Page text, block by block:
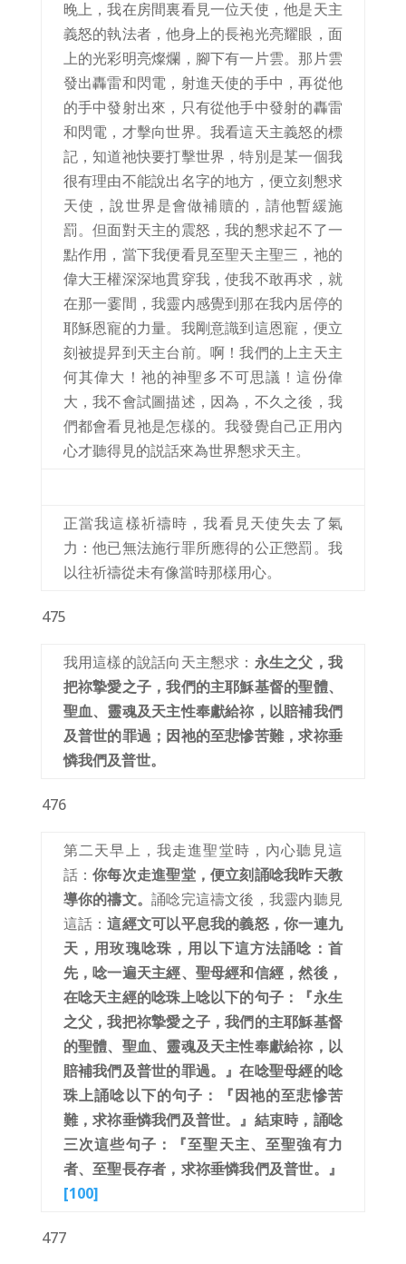
晚上，我在房間裏看見一位天使，他是天主
義怒的執法者，他身上的長袍光亮耀眼，面
上的光彩明亮燦爛，腳下有一片雲。那片雲
發出轟雷和閃電，射進天使的手中，再從他
的手中發射出來，只有從他手中發射的轟雷
和閃電，才擊向世界。我看這天主義怒的標
記，知道祂快要打擊世界，特別是某一個我
很有理由不能說出名字的地方，便立刻懇求
天使，說世界是會做補贖的，請他暫緩施
罰。但面對天主的震怒，我的懇求起不了一
點作用，當下我便看見至聖天主聖三，祂的
偉大王權深深地貫穿我，使我不敢再求，就
在那一霎間，我靈内感覺到那在我内居停的
耶穌恩寵的力量。我剛意識到這恩寵，便立
刻被提昇到天主台前。啊！我們的上主天主
何其偉大！祂的神聖多不可思議！這份偉
大，我不會試圖描述，因為，不久之後，我
們都會看見祂是怎樣的。我發覺自己正用內
心才聽得見的説話來為世界懇求天主。
正當我這樣祈禱時，我看見天使失去了氣
力：他已無法施行罪所應得的公正懲罰。我
以往祈禱從未有像當時那樣用心。
475
我用這樣的說話向天主懇求： 永生之父，我
把祢摯愛之子，我們的主耶穌基督的聖體、
聖血、靈魂及天主性奉獻給祢，以賠補我們
及普世的罪過；因祂的至悲慘苦難，求祢垂
憐我們及普世。
476
第二天早上，我走進聖堂時，內心聽見這
話：你每次走進聖堂，便立刻誦唸我昨天教
導你的禱文。誦唸完這禱文後，我靈内聽見
這話：這經文可以平息我的義怒，你一連九
天，用玫瑰唸珠，用以下這方法誦唸：首
先，唸一遍天主經、聖母經和信經，然後，
在唸天主經的唸珠上唸以下的句子：『永生
之父，我把祢摯愛之子，我們的主耶穌基督
的聖體、聖血、靈魂及天主性奉獻給祢，以
賠補我們及普世的罪過。』在唸聖母經的唸
珠上誦唸以下的句子：『因祂的至悲慘苦
難，求祢垂憐我們及普世。』結束時，誦唸
三次這些句子：『至聖天主、至聖強有力
者、至聖長存者，求祢垂憐我們及普世。』
[100]
477